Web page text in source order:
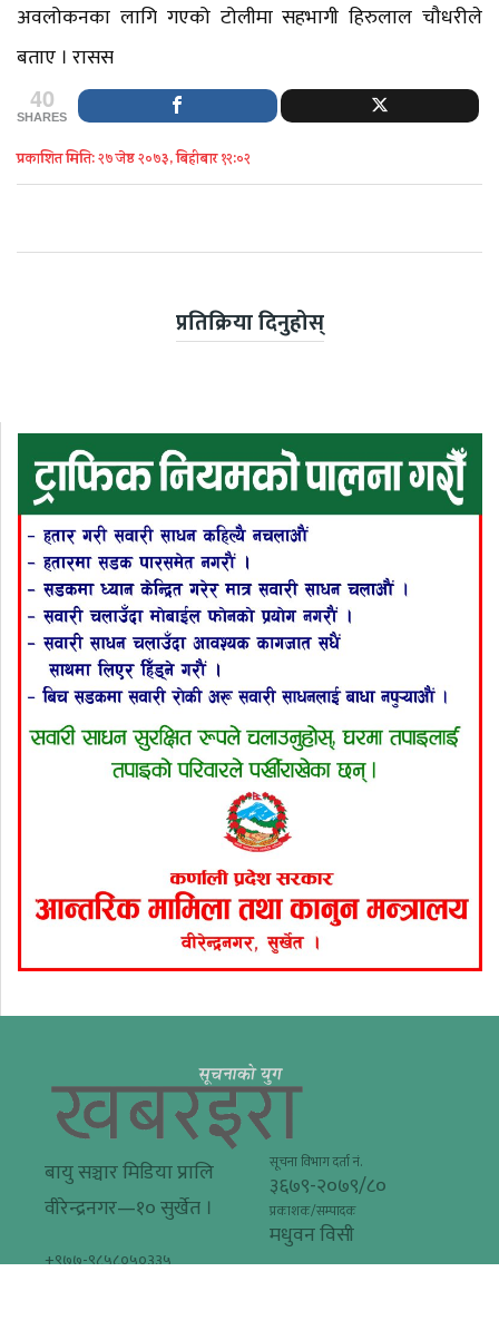
अवलोकनका लागि गएको टोलीमा सहभागी हिरुलाल चौधरीले
बताए । रासस
40
SHARES
प्रकाशित मिति: २७ जेष्ठ २०७३, बिहीबार १२:०२
प्रतिक्रिया दिनुहोस्
बायु सञ्चार मिडिया प्रालि
वीरेन्द्रनगर—१० सुर्खेत ।
सूचना विभाग दर्ता नं.
३६७९-२०७९/८०
प्रकाशक/सम्पादक
मधुवन विसी
+९७७-९८५८०५०३३५